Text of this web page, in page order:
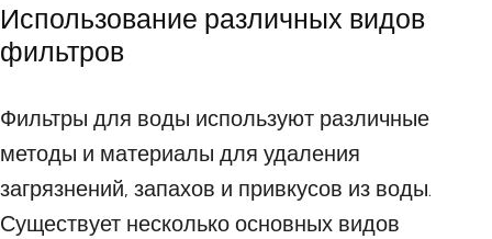
Использование различных видов
фильтров
Фильтры для воды используют различные
методы и материалы для удаления
загрязнений, запахов и привкусов из воды.
Существует несколько основных видов